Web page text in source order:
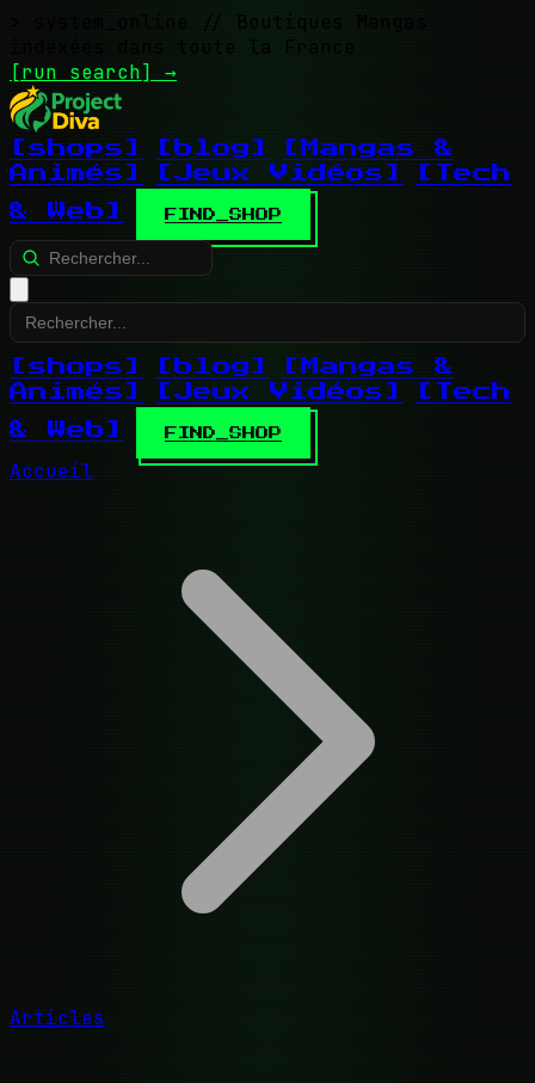
// Boutiques Mangas
indexées dans toute la France
[run search] →
[shops] [blog]
[Mangas &
Animés]
[Jeux Vidéos]
[Tech
& Web]
FIND_SHOP
[shops] [blog]
[Mangas &
Animés]
[Jeux Vidéos]
[Tech
& Web]
FIND_SHOP
Accueil
Articles